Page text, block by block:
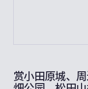
赏小田原城、